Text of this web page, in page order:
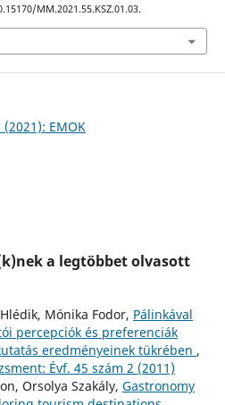
MM.2021.55.KSZ.01.03.
EMOK
a legtöbbet olvasott
Mónika Fodor, Pálinkával
percepciók és preferenciák
eredményeinek tükrében ,
Évf. 45 szám 2 (2011)
Orsolya Szakály, Gastronomy